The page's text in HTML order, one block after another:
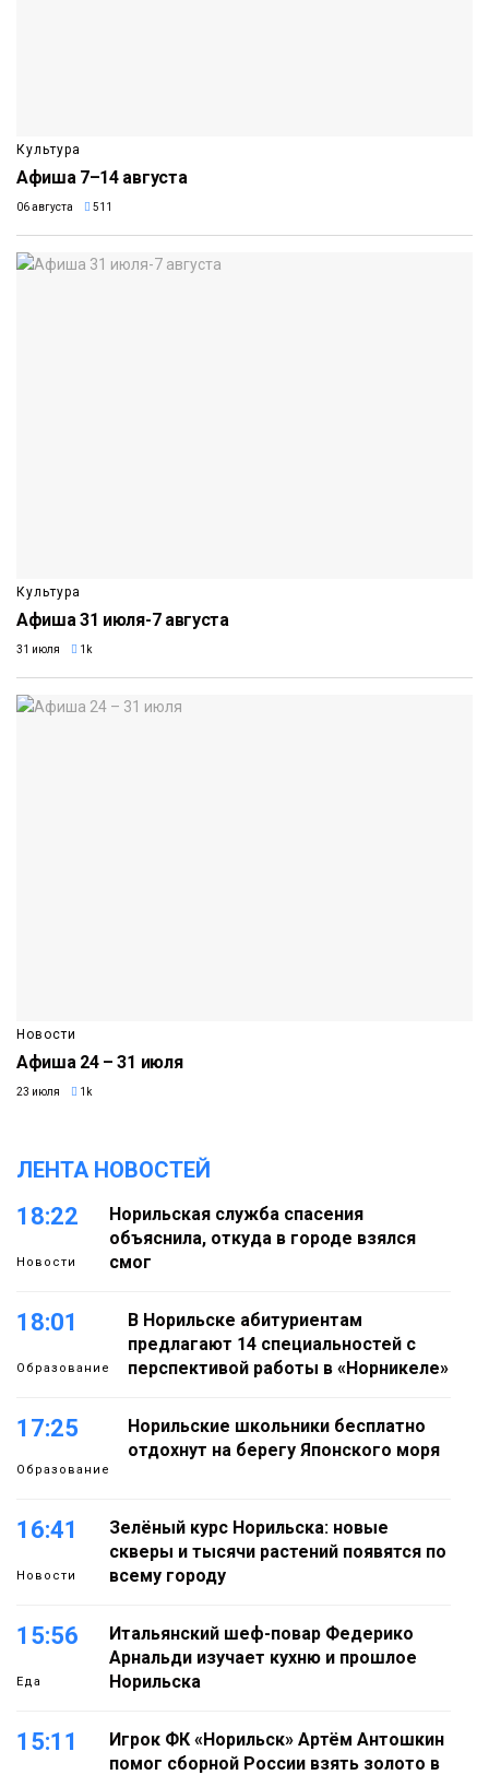
Культура
Афиша 7–14 августа
06 августа 511
Культура
Афиша 31 июля-7 августа
31 июля 1k
Новости
Афиша 24 – 31 июля
23 июля 1k
ЛЕНТА НОВОСТЕЙ
18:22
Новости
Норильская служба спасения
объяснила, откуда в городе взялся
смог
18:01
Образование
В Норильске абитуриентам
предлагают 14 специальностей с
перспективой работы в «Норникеле»
17:25
Образование
Норильские школьники бесплатно
отдохнут на берегу Японского моря
16:41
Новости
Зелёный курс Норильска: новые
скверы и тысячи растений появятся по
всему городу
15:56
Еда
Итальянский шеф-повар Федерико
Арнальди изучает кухню и прошлое
Норильска
15:11
Игрок ФК «Норильск» Артём Антошкин
помог сборной России взять золото в